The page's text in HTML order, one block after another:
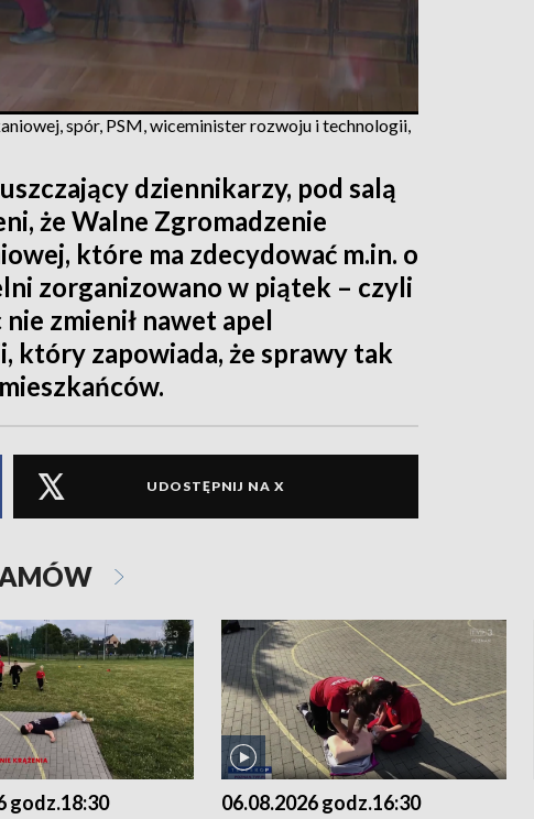
spór, PSM, wiceminister rozwoju i technologii,
dziennikarzy, pod salą
że Walne Zgromadzenie
które ma zdecydować m.in. o
zorganizowano w piątek – czyli
zmienił nawet apel
zapowiada, że sprawy tak
UDOSTĘPNIJ NA X
godz.18:30 06.08.2026 godz.16:30